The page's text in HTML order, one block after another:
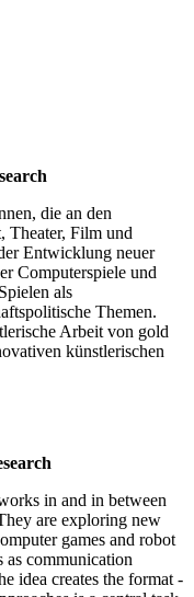
die an den
Theater, Film und
Entwicklung neuer
Computerspiele und
als
Themen.
Arbeit von gold
künstlerischen
in and in between
are exploring new
games and robot
as communication
idea creates the format -